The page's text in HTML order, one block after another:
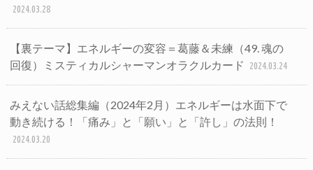
2024.03.28
【裏テーマ】エネルギーの変容＝葛藤＆未練（49. 魂の
回復）ミスティカルシャーマンオラクルカード
2024.03.24
みえない話総集編（2024年2月）エネルギーは水面下で
動き続ける！「痛み」と「願い」と「許し」の法則！
2024.03.20